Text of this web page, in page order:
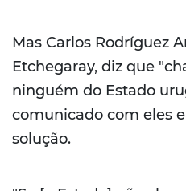
Mas Carlos Rodríguez
Etchegaray, diz que
ninguém do Estado
comunicado com eles
solução.